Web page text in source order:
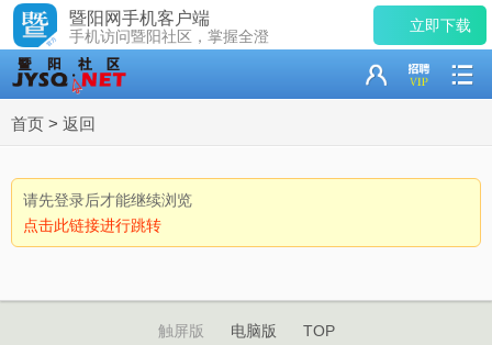
暨阳网手机客户端
手机访问暨阳社区，掌握全澄
立即下载
首页 > 返回
请先登录后才能继续浏览
点击此链接进行跳转
触屏版 电脑版 TOP